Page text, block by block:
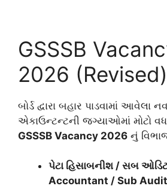
GSSSB
2026 (Revised)
બોર્ડ દ્વારા બહાર પાડવામાં આવેલા
એકાઉન્ટન્ટની જગ્યાઓમાં મોટો
GSSSB Vacancy 2026 નું
પેટા હિસાબનીશ / સબ
Accountant / Sub